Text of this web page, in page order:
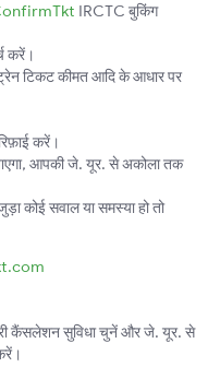
IRCTC बुकिंग
करें।
टिकट कीमत आदि के आधार पर
करें।
आपकी जे. यूर. से अकोला तक
कोई सवाल या समस्या हो तो
कैंसलेशन सुविधा चुनें और जे. यूर. से